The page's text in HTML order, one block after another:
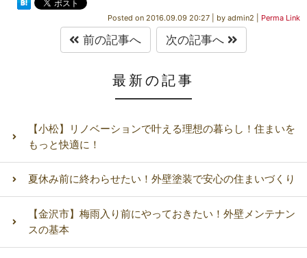
Posted on 2016.09.09 20:27 by admin2 Perma Link
前の記事へ 次の記事へ
最新の記事
【小松】リノベーションで叶える理想の暮らし！住まいを
もっと快適に！
夏休み前に終わらせたい！外壁塗装で安心の住まいづくり
【金沢市】梅雨入り前にやっておきたい！外壁メンテナン
スの基本